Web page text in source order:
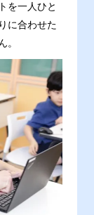
を一人ひと
に合わせた
。